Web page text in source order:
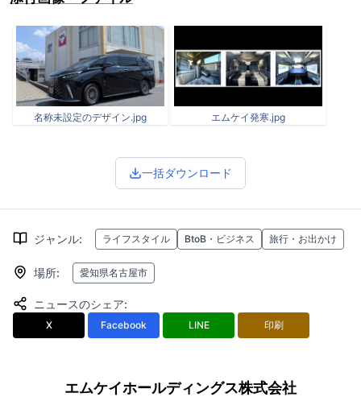
名称未設定のデザイン.jpg エムケイ発寒.jpg
一括ダウンロード
ジャンル: ライフスタイル BtoB・ビジネス 旅行・お出かけ
場所: 愛知県名古屋市
ニュースのシェア:
X Facebook LINE 印刷
エムケイホールディングス株式会社